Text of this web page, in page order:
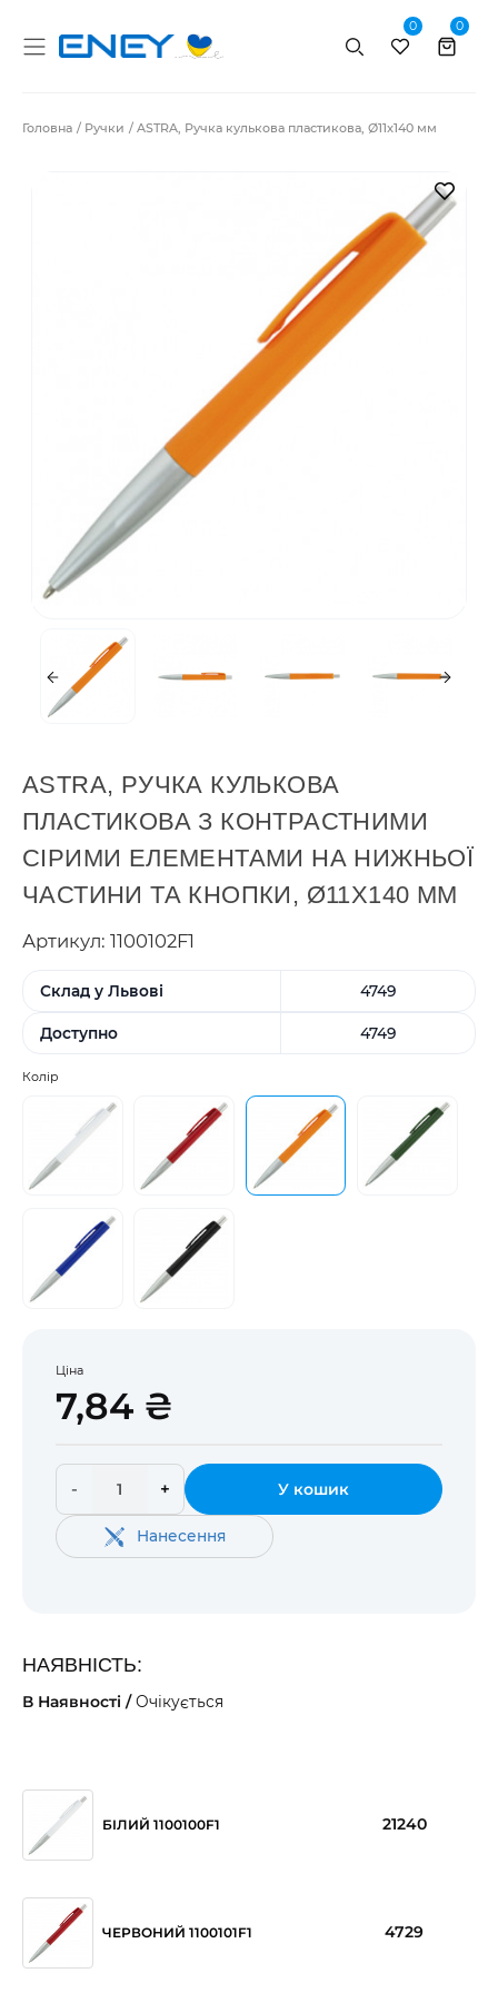
Пошук
0 0
Головна Ручки ASTRA, Ручка кулькова пластикова, Ø11x140 мм
В
ASTRA, РУЧКА КУЛЬКОВА
ПЛАСТИКОВА З КОНТРАСТНИМИ
СІРИМИ ЕЛЕМЕНТАМИ НА НИЖНЬОЇ
ЧАСТИНИ ТА КНОПКИ, Ø11X140 ММ
Артикул: 1100102F1
Склад у Львові 4749
Доступно 4749
Колір
Ціна
7,84 ₴
- + У кошик
Нанесення
НАЯВНІСТЬ:
В Наявності /Очікується
БІЛИЙ 1100100F1 21240
ЧЕРВОНИЙ 1100101F1 4729